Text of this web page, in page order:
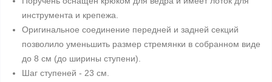
инструмента и крепежа.
Оригинальное соединение передней и задней секций
позволило уменьшить размер стремянки в собранном виде
до 8 см (до ширины ступени).
Шаг ступеней - 23 см.